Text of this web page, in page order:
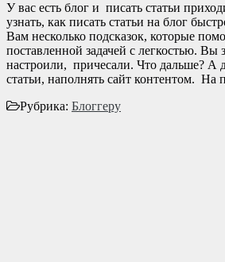
У вас есть блог и писать статьи
узнать, как писать статьи на блог
Вам несколько подсказок, которые
поставленной задачей с легкостью. Вы
настроили, причесали. Что дальше? А
статьи, наполнять сайт контентом. На
Рубрика: Блоггеру